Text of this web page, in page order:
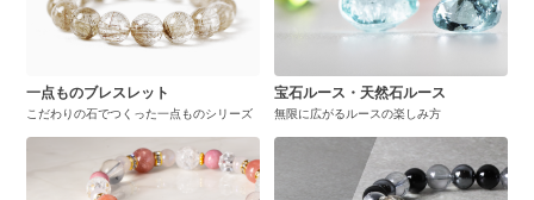
一点ものブレスレット
こだわりの石でつくった一点ものシリーズ
宝石ルース・天然石ルース
無限に広がるルースの楽しみ方